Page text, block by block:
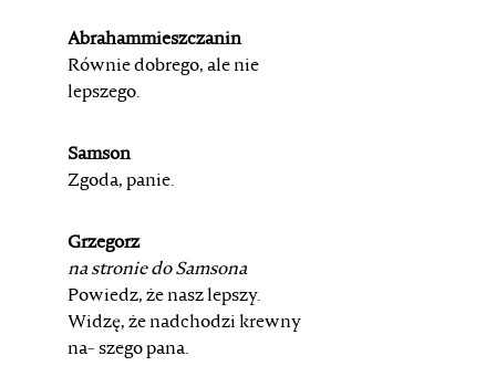
Abrahammieszczanin
Równie dobrego, ale nie
lepszego.
Samson
Zgoda, panie.
Grzegorz
na stronie do Samsona
Powiedz, że nasz lepszy.
Widzę, że nadchodzi krewny
na- szego pana.